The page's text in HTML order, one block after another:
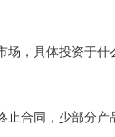
，具体投资于什
合同，少部分产